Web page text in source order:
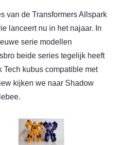
van de Transformers Allspark
lanceert nu in het najaar. In
serie modellen
beide series tegelijk heeft
kubus compatible met
kijken we naar Shadow